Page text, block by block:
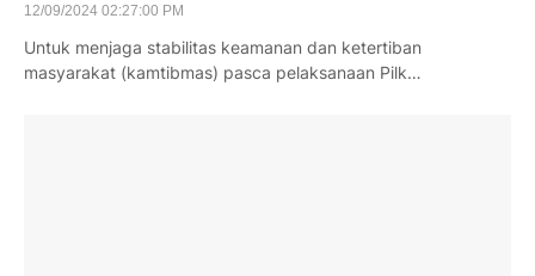
12/09/2024 02:27:00 PM
Untuk menjaga stabilitas keamanan dan ketertiban
masyarakat (kamtibmas) pasca pelaksanaan Pilk…